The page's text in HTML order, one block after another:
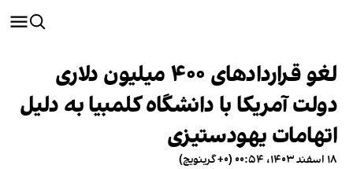
لغو قراردادهای ۴۰۰ میلیون دلاری
دولت آمریکا با دانشگاه کلمبیا به دلیل
اتهامات یهودستیزی
۱۸ اسفند ۱۴۰۳، ۰۰:۵۴ (‎+۰ گرینویچ)